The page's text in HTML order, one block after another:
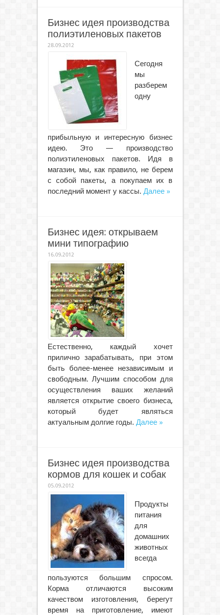
Бизнес идея производства
полиэтиленовых пакетов
28.09.2012
Сегодня
мы
разберем
одну
прибыльную и интересную бизнес
идею. Это — производство
полиэтиленовых пакетов. Идя в
магазин, мы, как правило, не берем
с собой пакеты, а покупаем их в
последний момент у кассы. Далее »
Бизнес идея: открываем
мини типографию
16.09.2012
Естественно, каждый хочет
прилично зарабатывать, при этом
быть более-менее независимым и
свободным. Лучшим способом для
осуществления ваших желаний
является открытие своего бизнеса,
который будет являться
актуальным долгие годы. Далее »
Бизнес идея производства
кормов для кошек и собак
05.09.2012
Продукты
питания
для
домашних
животных
всегда
пользуются большим спросом.
Корма отличаются высоким
качеством изготовления, берегут
время на приготовление, имеют